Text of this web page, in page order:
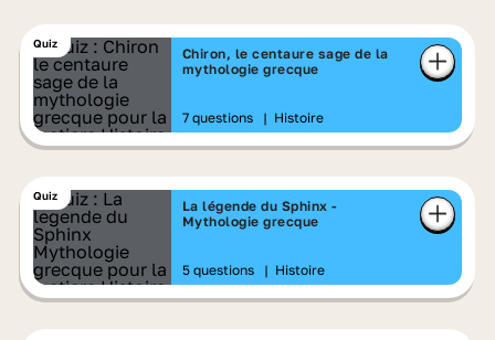
Quiz
Chiron, le centaure sage de la
mythologie grecque
7 questions | Histoire
Quiz
La légende du Sphinx -
Mythologie grecque
5 questions | Histoire